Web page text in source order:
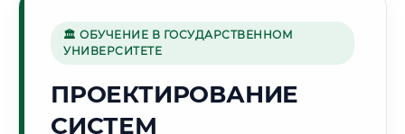
🌇
🏛 ОБУЧЕНИЕ В ГОСУДАРСТВЕННОМ
УНИВЕРСИТЕТЕ
ПРОЕКТИРОВАНИЕ
СИСТЕМ